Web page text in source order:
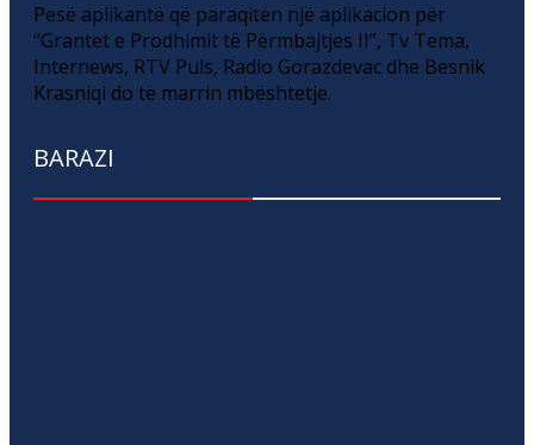
Pesë aplikantë që paraqitën një aplikacion për
“Grantet e Prodhimit të Përmbajtjes II”, Tv Tema,
Internews, RTV Puls, Radio Gorazdevac dhe Besnik
Krasniqi do të marrin mbështetje.
BARAZI